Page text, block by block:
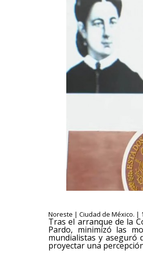
Noreste | Ciudad de México. |
Tras el arranque de la
Pardo, minimizó las
mundialistas y aseguró
proyectar una